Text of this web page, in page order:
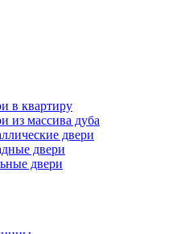
в квартиру
из массива дуба
двери
двери
двери